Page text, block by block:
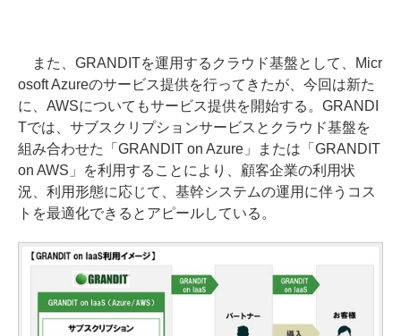
また、GRANDITを運用するクラウド基盤として、Micr
osoft Azureのサービス提供を行ってきたが、今回は新た
に、AWSについてもサービス提供を開始する。GRANDI
Tでは、サブスクリプションサービスとクラウド基盤を
組み合わせた「GRANDIT on Azure」または「GRANDIT
on AWS」を利用することにより、顧客企業の利用状
況、利用形態に応じて、基幹システムの運用に伴うコス
トを最適化できるとアピールしている。